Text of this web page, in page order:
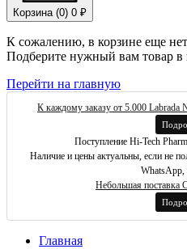
Корзина (0) 0 ₽
К сожалению, в корзине еще
Подберите нужный вам товар в
Перейти на главную
К каждому заказу от 5.000 Labrada
Поступление Hi-Tech
Наличие и цены актуальны, если не
WhatsApp,
Небольшая поставка
Главная